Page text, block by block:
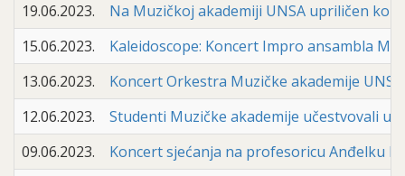
19.06.2023.
Na Muzičkoj akademiji UNSA upriličen
15.06.2023.
Kaleidoscope: Koncert Impro ansambla
13.06.2023.
Koncert Orkestra Muzičke akademije UNSA
12.06.2023.
Studenti Muzičke akademije učestvovali u
09.06.2023.
Koncert sjećanja na profesoricu Anđelku